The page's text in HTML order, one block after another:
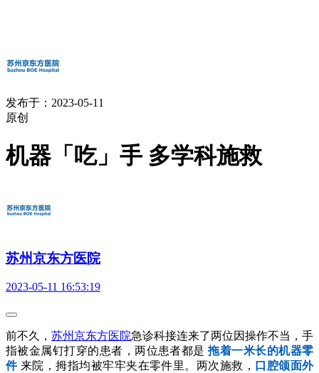
发布于：2023-05-11
原创
机器「吃」手 多学科施救
苏州京东方医院
2023-05-11 16:53:19
前不久， 苏州京东方医院急诊科接连来了两位因操作不当，手
指被金属钉打穿的患者，两位患者都是拖着一米长的机器零
件来院，拇指均被牢牢夹在零件里。两次施救， 口腔颌面外